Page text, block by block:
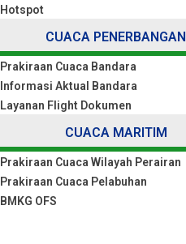
Hotspot
CUACA PENERBANGAN
Prakiraan Cuaca Bandara
Informasi Aktual Bandara
Layanan Flight Dokumen
CUACA MARITIM
Prakiraan Cuaca Wilayah Perairan
Prakiraan Cuaca Pelabuhan
BMKG OFS